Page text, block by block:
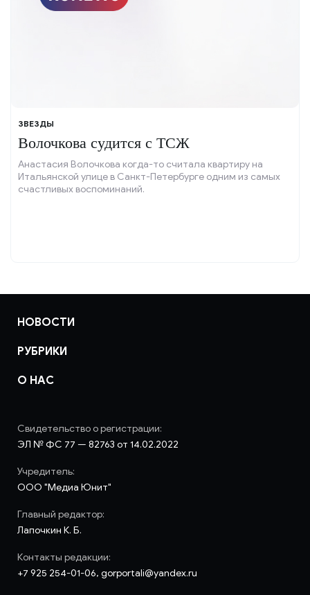
ЗВЕЗДЫ
Волочкова судится с ТСЖ
Анастасия Волочкова когда-то считала квартиру на
Итальянской улице в Санкт-Петербурге одним из самых
счастливых воспоминаний.
НОВОСТИ
РУБРИКИ
О НАС
Свидетельство о регистрации:
ЭЛ № ФС 77 — 82763 от 14.02.2022
Учредитель:
ООО "Медиа Юнит"
Главный редактор:
Лапочкин К. Б.
Контакты редакции:
+7 925 254-01-06, gorportali@yandex.ru